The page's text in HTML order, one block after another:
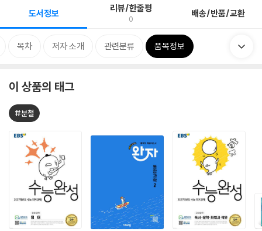
도서정보 리뷰/한줄평
0 배송/반품/교환
목차 저자 소개 관련분류 품목정보
이 상품의 태그
#분철